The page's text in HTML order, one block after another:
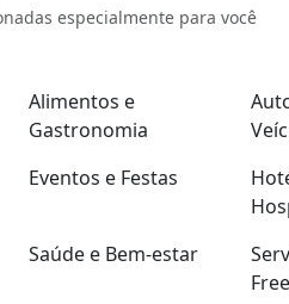
especialmente para você
Alimentos e
Gastronomia
Eventos e Festas
Saúde e Bem-estar